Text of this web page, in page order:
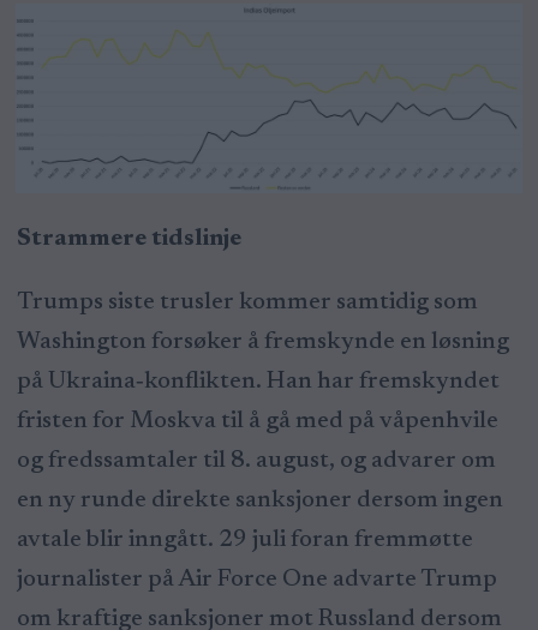
Strammere tidslinje
Trumps siste trusler kommer samtidig som
Washington forsøker å fremskynde en løsning
på Ukraina‑konflikten. Han har fremskyndet
fristen for Moskva til å gå med på våpenhvile
og fredssamtaler til 8. august, og advarer om
en ny runde direkte sanksjoner dersom ingen
avtale blir inngått. 29 juli foran fremmøtte
journalister på Air Force One advarte Trump
om kraftige sanksjoner mot Russland dersom